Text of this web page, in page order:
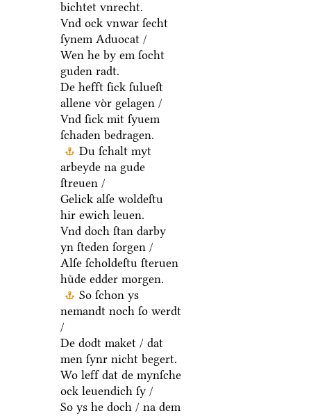
bichtet vnrecht.
Vnd ock vnwar ſecht
ſynem Aduocat /
Wen he by em ſocht
guden radt.
De hefft ſick ſulueſt
allene voͤr gelagen /
Vnd ſick mit ſyuem
ſchaden bedragen.
Du ſchalt myt
arbeyde na gude
ſtreuen /
Gelick alſe woldeſtu
hir ewich leuen.
Vnd doch ſtan darby
yn ſteden ſorgen /
Alſe ſcholdeſtu ſteruen
huͤde edder morgen.
So ſchon ys
nemandt noch ſo werdt
/
De dodt maket / dat
men ſynr nicht begert.
Wo leff dat de mynſche
ock leuendich ſy /
So ys he doch / na dem